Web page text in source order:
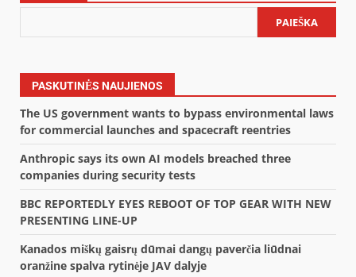
PAIEŠKA
PASKUTINĖS NAUJIENOS
The US government wants to bypass environmental laws
for commercial launches and spacecraft reentries
Anthropic says its own AI models breached three
companies during security tests
BBC REPORTEDLY EYES REBOOT OF TOP GEAR WITH NEW
PRESENTING LINE-UP
Kanados miškų gaisrų dūmai dangų paverčia liūdnai
oranžine spalva rytinėje JAV dalyje